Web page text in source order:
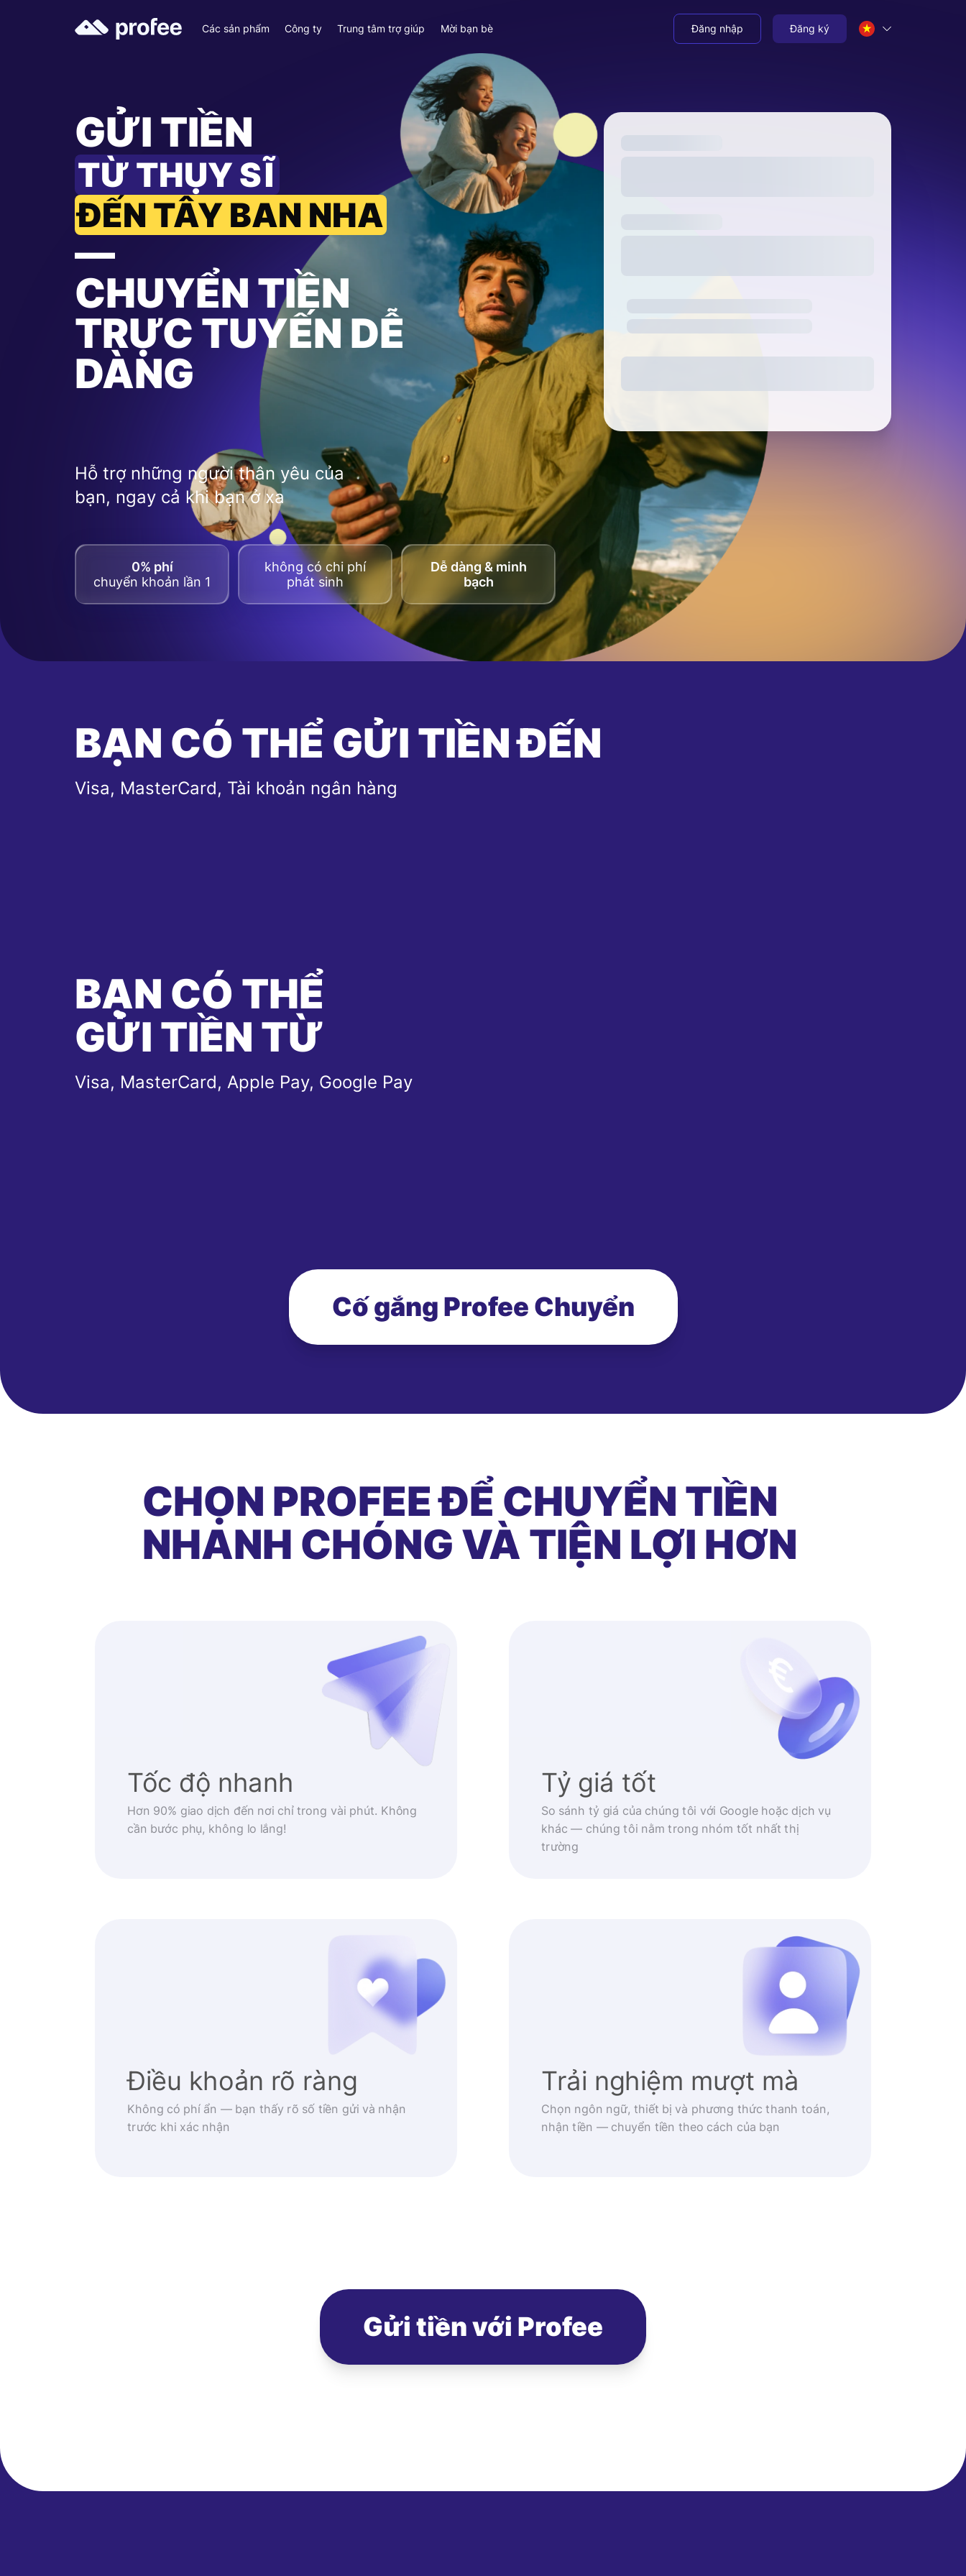
Các sản phẩm Công ty Trung tâm trợ giúp Mời bạn bè Đăng nhập Đăng ký
GỬI TIỀN
TỪ THỤY SĨ
ĐẾN TÂY BAN NHA
—
CHUYỂN TIỀN
TRỰC TUYẾN DỄ
DÀNG
Hỗ trợ những người thân yêu của
bạn, ngay cả khi bạn ở xa
0% phí
chuyển khoản lần 1
không có chi phí
phát sinh
Dễ dàng & minh
bạch
BẠN CÓ THỂ GỬI TIỀN ĐẾN
Visa, MasterCard, Tài khoản ngân hàng
BẠN CÓ THỂ
GỬI TIỀN TỪ
Visa, MasterCard, Apple Pay, Google Pay
Cố gắng Profee Chuyển
CHỌN PROFEE ĐỂ CHUYỂN TIỀN
NHANH CHÓNG VÀ TIỆN LỢI HƠN
Tốc độ nhanh
Hơn 90% giao dịch đến nơi chỉ trong vài phút. Không
cần bước phụ, không lo lắng!
Tỷ giá tốt
So sánh tỷ giá của chúng tôi với Google hoặc dịch vụ
khác — chúng tôi nằm trong nhóm tốt nhất thị
trường
Điều khoản rõ ràng
Không có phí ẩn — bạn thấy rõ số tiền gửi và nhận
trước khi xác nhận
Trải nghiệm mượt mà
Chọn ngôn ngữ, thiết bị và phương thức thanh toán,
nhận tiền — chuyển tiền theo cách của bạn
Gửi tiền với Profee